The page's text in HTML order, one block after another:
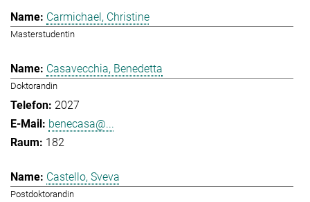
Carmichael, Christine
Masterstudentin
Casavecchia, Benedetta
Doktorandin
2027
benecasa@...
182
Castello, Sveva
Postdoktorandin